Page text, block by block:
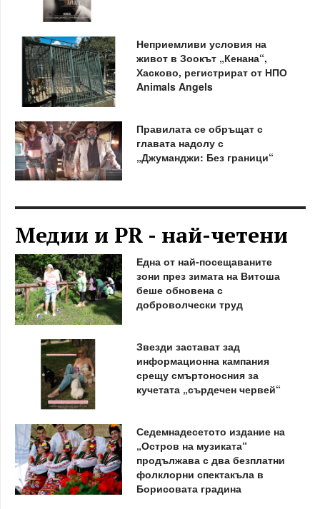
Неприемливи условия на
живот в Зоокът „Кенана“,
Хасково, регистрират от НПО
Animals Angels
Правилата се обръщат с
главата надолу с
„Джуманджи: Без граници“
Медии и PR - най-четени
Една от най-посещаваните
зони през зимата на Витоша
беше обновена с
доброволчески труд
Звезди застават зад
информационна кампания
срещу смъртоносния за
кучетата „сърдечен червей“
Седемнадесетото издание на
„Остров на музиката“
продължава с два безплатни
фолклорни спектакъла в
Борисовата градина